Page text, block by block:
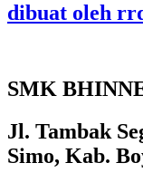
dibuat oleh
SMK
Jl. Tambak
Simo, Kab.